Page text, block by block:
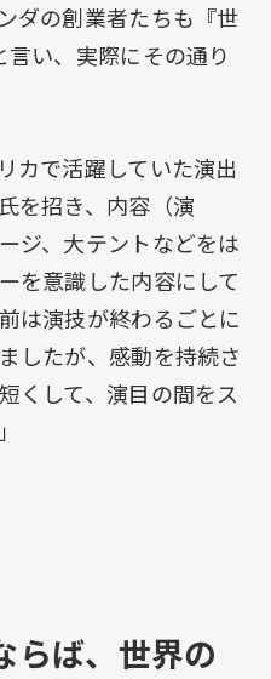
ダの創業者たちも『世
い、実際にその通り
カで活躍していた演出
を招き、内容（演
ジ、大テントなどをは
を意識した内容にして
は演技が終わるごとに
したが、感動を持続さ
くして、演目の間をス
らば、世界の